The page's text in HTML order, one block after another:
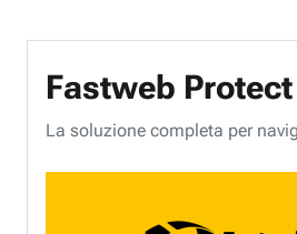
Fastweb Protect
La soluzione completa per